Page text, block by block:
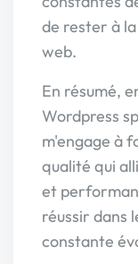
de rester à
web.
En résumé,
Wordpress
m'engage à
qualité qui
et
réussir dans
constante